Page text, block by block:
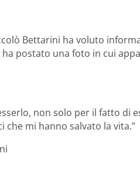
Bettarini ha voluto
postato una foto in cui
non solo per il fatto di
che mi hanno salvato la vita.”